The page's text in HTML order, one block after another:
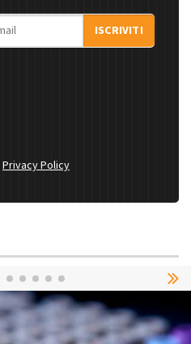
ISCRIVITI
Privacy Policy